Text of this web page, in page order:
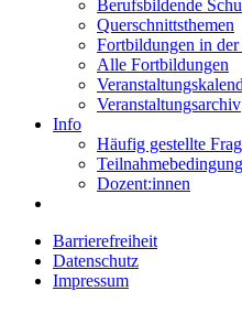
Berufsbildende
Querschnittsthemen
Fortbildungen in der
Alle Fortbildungen
Veranstaltungsarchiv
Info
Häufig gestellte
Dozent:innen
Barrierefreiheit
Datenschutz
Impressum